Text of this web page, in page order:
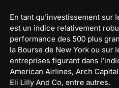
En tant qu’investissement sur
est un indice relativement
performance des 500 plus
la Bourse de New York ou sur
entreprises figurant dans
American Airlines, Arch
Eli Lilly And Co, entre autres.